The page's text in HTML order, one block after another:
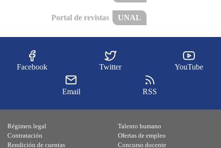
Portal de revistas UNAL
Facebook Twitter YouTube
Email RSS
Régimen legal
Contratación
Rendición de cuentas
Talento humano
Ofertas de empleo
Concurso docente